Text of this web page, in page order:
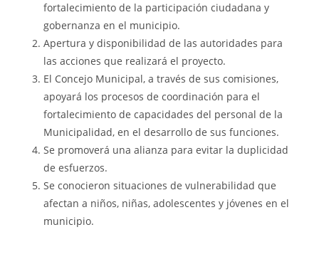
fortalecimiento de la participación ciudadana y
gobernanza en el municipio.
Apertura y disponibilidad de las autoridades para
las acciones que realizará el proyecto.
El Concejo Municipal, a través de sus comisiones,
apoyará los procesos de coordinación para el
fortalecimiento de capacidades del personal de la
Municipalidad, en el desarrollo de sus funciones.
Se promoverá una alianza para evitar la duplicidad
de esfuerzos.
Se conocieron situaciones de vulnerabilidad que
afectan a niños, niñas, adolescentes y jóvenes en el
municipio.